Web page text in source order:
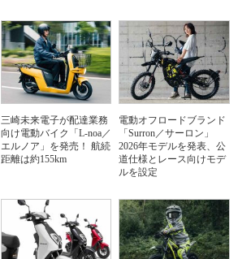
三崎未来電子が配達業務
向け電動バイク「L-noa／
エルノア」を発売！ 航続
距離は約155km
電動オフロードブランド
「Surron／サーロン」
2026年モデルを発表、公
道仕様とレース向けモデ
ルを設定